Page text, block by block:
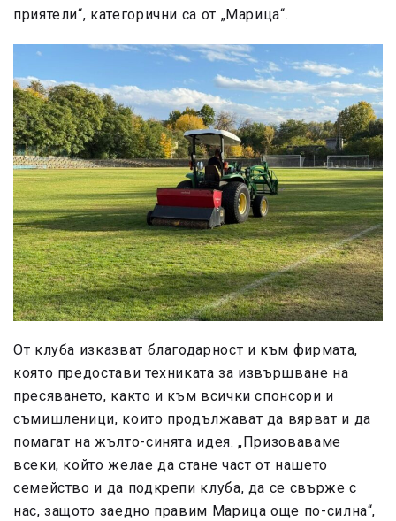
приятели“, категорични са от „Марица“.
От клуба изказват благодарност и към фирмата,
която предостави техниката за извършване на
пресяването, както и към всички спонсори и
съмишленици, които продължават да вярват и да
помагат на жълто-синята идея. „Призоваваме
всеки, който желае да стане част от нашето
семейство и да подкрепи клуба, да се свърже с
нас, защото заедно правим Марица още по-силна“,